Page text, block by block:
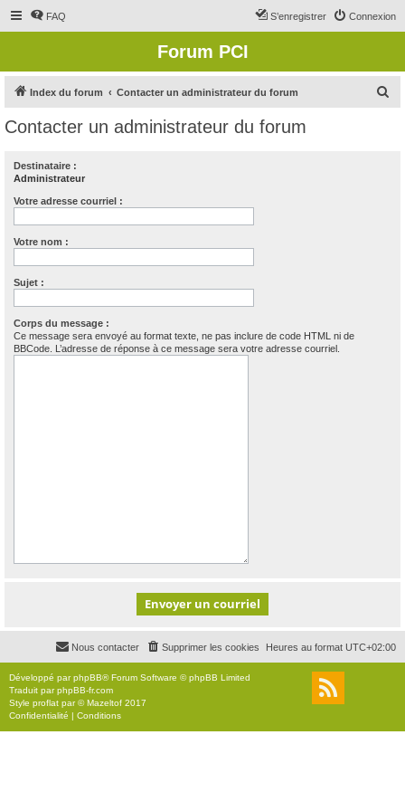
FAQ Connexion
S’enregistrer
Forum PCI
Index du forum Contacter un administrateur du forum
Contacter un administrateur du forum
Destinataire :
Administrateur
Votre adresse courriel :
Votre nom :
Sujet :
Corps du message :
Ce message sera envoyé au format texte, ne pas inclure de code HTML ni de
BBCode. L’adresse de réponse à ce message sera votre adresse courriel.
Heures au format UTC+02:00
Supprimer les cookies
Nous contacter
Développé parphpBB® Forum Software © phpBB Limited
Traduit parphpBB-fr.com
Style proflat par ©Mazeltof 2017
Confidentialité | Conditions